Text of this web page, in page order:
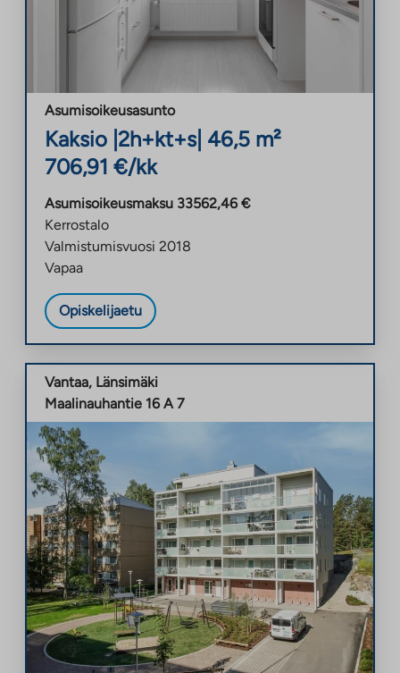
Asumisoikeusasunto
Kaksio 2h+kt+s| 46,5 m²
706,91 €/kk
Asumisoikeusmaksu 33562,46 €
Kerrostalo
Valmistumisvuosi 2018
Vapaa
Opiskelijaetu
Vantaa, Länsimäki
Maalinauhantie 16 A 7